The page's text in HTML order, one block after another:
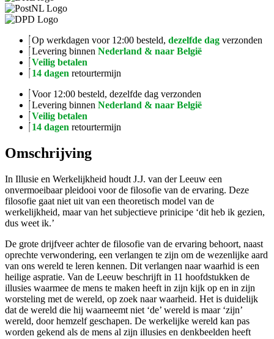
Op werkdagen voor 12:00 besteld, dezelfde dag verzonden
Levering binnen Nederland & naar België
Veilig betalen
14 dagen retourtermijn
Voor 12:00 besteld, dezelfde dag verzonden
Levering binnen Nederland & naar België
Veilig betalen
14 dagen retourtermijn
Omschrijving
In Illusie en Werkelijkheid houdt J.J. van der Leeuw een
onvermoeibaar pleidooi voor de filosofie van de ervaring. Deze
filosofie gaat niet uit van een theoretisch model van de
werkelijkheid, maar van het subjectieve prinicipe ‘dit heb ik gezien,
dus weet ik.’
De grote drijfveer achter de filosofie van de ervaring behoort, naast
oprechte verwondering, een verlangen te zijn om de wezenlijke aard
van ons wereld te leren kennen. Dit verlangen naar waarhid is een
heilige aspratie. Van de Leeuw beschrijft in 11 hoofdstukken de
illusies waarmee de mens te maken heeft in zijn kijk op en in zijn
worsteling met de wereld, op zoek naar waarheid. Het is duidelijk
dat de wereld die hij waarneemt niet ‘de’ wereld is maar ‘zijn’
wereld, door hemzelf geschapen. De werkelijke wereld kan pas
worden gekend als de mens al zijn illusies en denkbeelden heeft